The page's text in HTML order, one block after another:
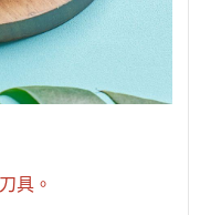
具。